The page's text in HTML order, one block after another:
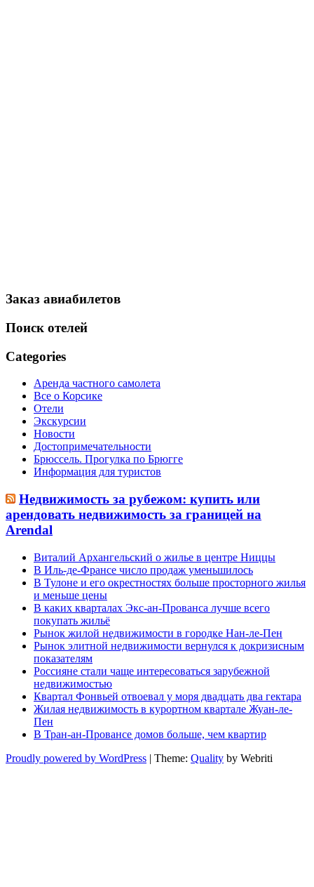
Заказ авиабилетов
Поиск отелей
Categories
Аренда частного самолета
Все о Корсике
Отели
Экскурсии
Новости
Достопримечательности
Брюссель. Прогулка по Брюгге
Информация для туристов
Недвижимость за рубежом: купить или
арендовать недвижимость за границей на
Arendal
Виталий Архангельский о жилье в центре Ниццы
В Иль-де-Франсе число продаж уменьшилось
В Тулоне и его окрестностях больше просторного жилья
и меньше цены
В каких кварталах Экс-ан-Прованса лучше всего
покупать жильё
Рынок жилой недвижимости в городке Нан-ле-Пен
Рынок элитной недвижимости вернулся к докризисным
показателям
Россияне стали чаще интересоваться зарубежной
недвижимостью
Квартал Фонвьей отвоевал у моря двадцать два гектара
Жилая недвижимость в курортном квартале Жуан-ле-
Пен
В Тран-ан-Провансе домов больше, чем квартир
Proudly powered by WordPress | Theme: Quality by Webriti